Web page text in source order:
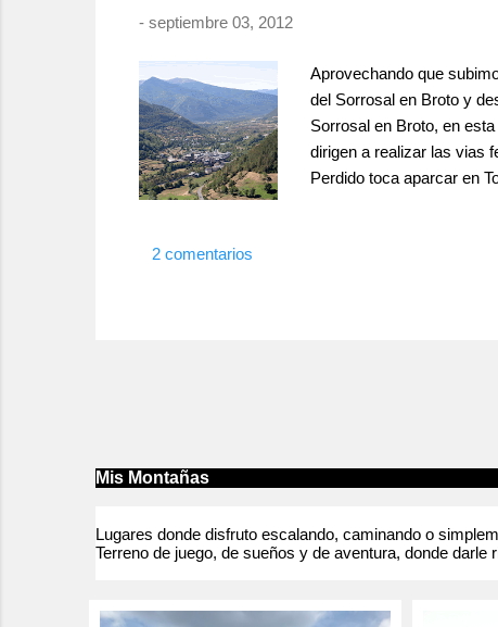
- septiembre 03, 2012
Aprovechando que
del Sorrosal en Broto y
Sorrosal en Broto, en
dirigen a realizar las vias
Perdido toca aparcar en
2 comentarios
Mis Montañas
Lugares donde disfruto escalando, caminando o
Terreno de juego, de sueños y de aventura, donde